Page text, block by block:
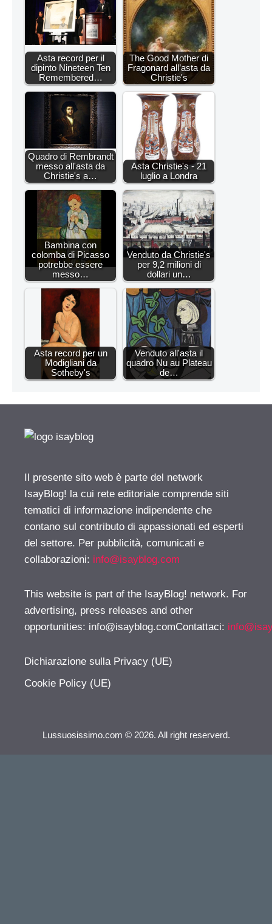
Asta record per il
dipinto Nineteen Ten
Remembered…
The Good Mother di
Fragonard all’asta da
Christie's
Quadro di Rembrandt
messo all'asta da
Christie's a…
Asta Christie's - 21
luglio a Londra
Bambina con
colomba di Picasso
potrebbe essere
messo…
Venduto da Christie's
per 9,2 milioni di
dollari un…
Asta record per un
Modigliani da
Sotheby's
Venduto all'asta il
quadro Nu au Plateau
de…
Il presente sito web è parte del network
IsayBlog! la cui rete editoriale comprende siti
tematici di informazione indipendente che
contano sul contributo di appassionati ed esperti
del settore. Per pubblicità, comunicati e
collaborazioni: info@isayblog.com
This website is part of the IsayBlog! network. For
advertising, press releases and other
opportunities: info@isayblog.comContattaci:
Dichiarazione sulla Privacy (UE)
Cookie Policy (UE)
Lussuosissimo.com © 2026. All right reserverd.